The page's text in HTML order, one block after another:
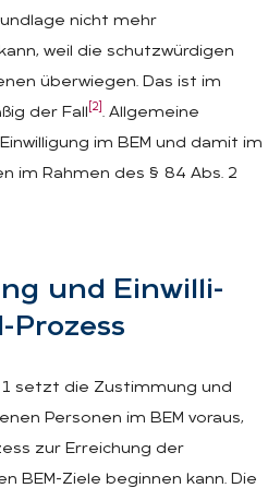
nicht mehr
weil die schutzwürdigen
überwiegen. Das ist im
der Fall [2] . Allgemeine
im BEM und damit im
im Rahmen des § 84 Abs. 2
und Ein­wil­li­
Pro­zess
1 setzt die Zustimmung und
Personen im BEM voraus,
zur Erreichung der
BEM-Ziele beginnen kann. Die